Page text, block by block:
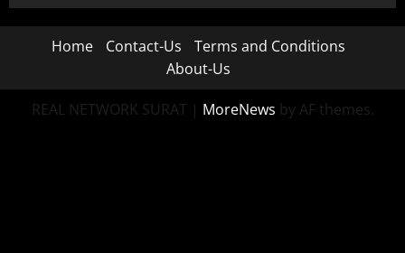
Home Contact-Us
Terms and Conditions
About-Us
REAL NETWORK SURAT | MoreNews by AF themes.